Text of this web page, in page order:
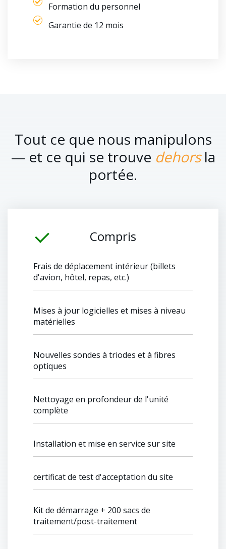
Formation du personnel
Garantie de 12 mois
Tout ce que nous manipulons
— et ce qui se trouve dehorsla
portée.
Compris
Frais de déplacement intérieur (billets
d'avion, hôtel, repas, etc.)
Mises à jour logicielles et mises à niveau
matérielles
Nouvelles sondes à triodes et à fibres
optiques
Nettoyage en profondeur de l'unité
complète
Installation et mise en service sur site
certificat de test d'acceptation du site
Kit de démarrage + 200 sacs de
traitement/post-traitement